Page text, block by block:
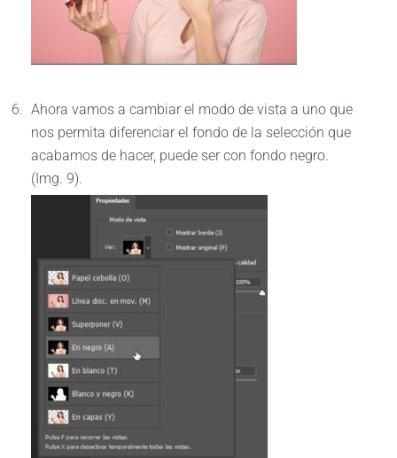
Ahora vamos a cambiar el modo de vista a uno que
nos permita diferenciar el fondo de la selección que
acabamos de hacer, puede ser con fondo negro.
(Img. 9).